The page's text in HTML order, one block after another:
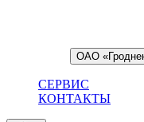
ОАО
СЕРВИС
КОНТАКТЫ